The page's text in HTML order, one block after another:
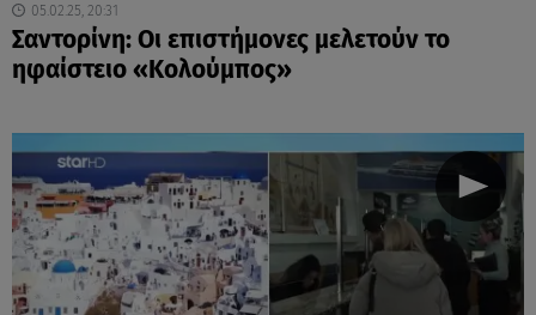
05.02.25, 20:31
Σαντορίνη: Οι επιστήμονες μελετούν το
ηφαίστειο «Κολούμπος»